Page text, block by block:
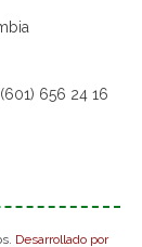
656 24 16
Desarrollado por